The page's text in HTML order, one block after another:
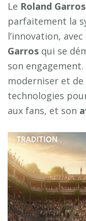
Le Roland Garros
parfaitement la
l’innovation, avec
Garros qui se
son
moderniser et de
technologies
aux fans, et son